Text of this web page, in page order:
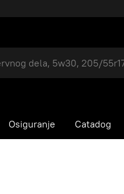
Osiguranje Catadog